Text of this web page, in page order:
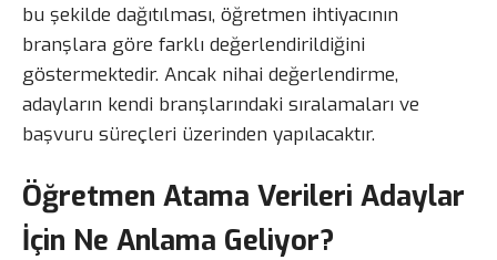
bu şekilde dağıtılması, öğretmen ihtiyacının
branşlara göre farklı değerlendirildiğini
göstermektedir. Ancak nihai değerlendirme,
adayların kendi branşlarındaki sıralamaları ve
başvuru süreçleri üzerinden yapılacaktır.
Öğretmen Atama Verileri Adaylar
İçin Ne Anlama Geliyor?